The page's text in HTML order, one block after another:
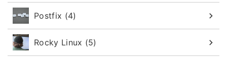
Postfix (4)
Rocky Linux (5)